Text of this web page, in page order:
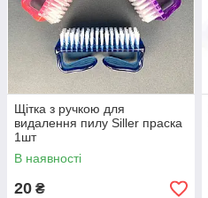
Щітка з ручкою для
видалення пилу Siller праска
1шт
В наявності
20 ₴